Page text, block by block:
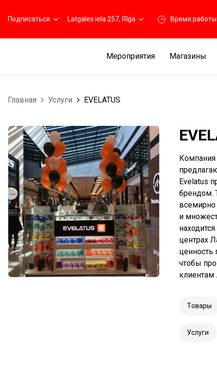
Подписаться Latgales iela 257, Rīga Время работы
Мероприятия Магазины
Главная Услуги EVELATUS
Компания
Evelatus
брендом.
всемирно
и
центрах
ценность
чтобы
клиентам
Tовары
Услуги